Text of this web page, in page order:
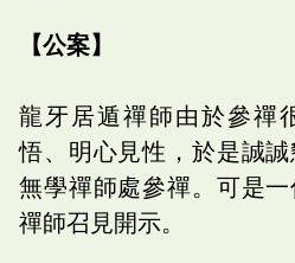
【公案】
龍牙居遁禪師由於參禪
悟、明心見性，於是誠
無學禪師處參禪。可是
禪師召見開示。